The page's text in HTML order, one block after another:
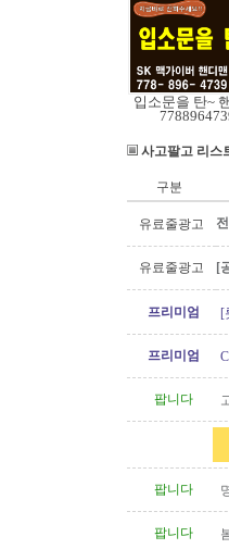
입소문을 탄~
사고팔고 리스
구분
유료줄광고
유료줄광고 [
프리미엄
[
프리미엄
팝니다
팝니다
팝니다